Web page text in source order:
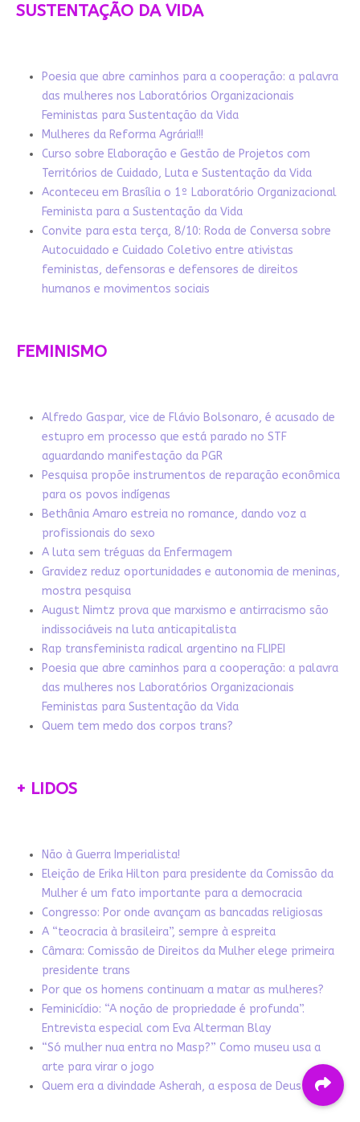
SUSTENTAÇÃO DA VIDA
Poesia que abre caminhos para a cooperação: a palavra
das mulheres nos Laboratórios Organizacionais
Feministas para Sustentação da Vida
Mulheres da Reforma Agrária!!!
Curso sobre Elaboração e Gestão de Projetos com
Territórios de Cuidado, Luta e Sustentação da Vida
Aconteceu em Brasília o 1º Laboratório Organizacional
Feminista para a Sustentação da Vida
Convite para esta terça, 8/10: Roda de Conversa sobre
Autocuidado e Cuidado Coletivo entre ativistas
feministas, defensoras e defensores de direitos
humanos e movimentos sociais
FEMINISMO
Alfredo Gaspar, vice de Flávio Bolsonaro, é acusado de
estupro em processo que está parado no STF
aguardando manifestação da PGR
Pesquisa propõe instrumentos de reparação econômica
para os povos indígenas
Bethânia Amaro estreia no romance, dando voz a
profissionais do sexo
A luta sem tréguas da Enfermagem
Gravidez reduz oportunidades e autonomia de meninas,
mostra pesquisa
August Nimtz prova que marxismo e antirracismo são
indissociáveis na luta anticapitalista
Rap transfeminista radical argentino na FLIPEI
Poesia que abre caminhos para a cooperação: a palavra
das mulheres nos Laboratórios Organizacionais
Feministas para Sustentação da Vida
Quem tem medo dos corpos trans?
+ LIDOS
Não à Guerra Imperialista!
Eleição de Erika Hilton para presidente da Comissão da
Mulher é um fato importante para a democracia
Congresso: Por onde avançam as bancadas religiosas
A “teocracia à brasileira”, sempre à espreita
Câmara: Comissão de Direitos da Mulher elege primeira
presidente trans
Por que os homens continuam a matar as mulheres?
Feminicídio: “A noção de propriedade é profunda”.
Entrevista especial com Eva Alterman Blay
“Só mulher nua entra no Masp?” Como museu usa a
arte para virar o jogo
Quem era a divindade Asherah, a esposa de Deus